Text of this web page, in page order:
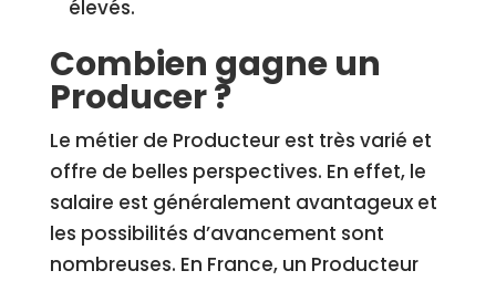
élevés.
Combien gagne un
Producer ?
Le métier de Producteur est très varié et
offre de belles perspectives. En effet, le
salaire est généralement avantageux et
les possibilités d’avancement sont
nombreuses. En France, un Producteur